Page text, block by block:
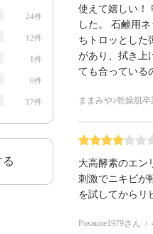
24件
12件
1件
0件
17件
使えて嬉しい！
した。 石鹸用
ちトロッとした
があり、拭き上
ても合っている
ままみや♪乾燥肌
大高酵素のエン
刺激でニキビが
を試してからリ
Posaune1979さん